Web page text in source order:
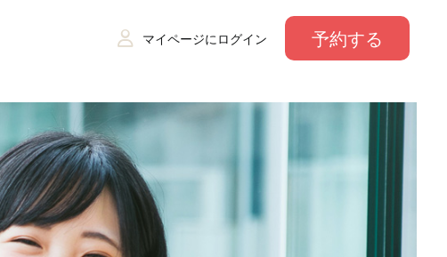
マイページにログイン 予約する